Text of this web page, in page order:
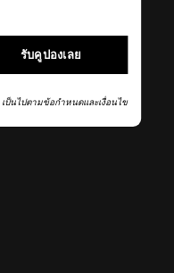
รับคูปองเลย
เป็นไปตามข้อกำหนดและเงื่อนไข